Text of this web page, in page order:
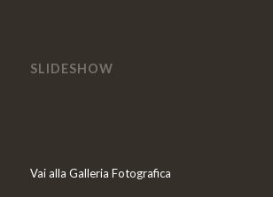
SLIDESHOW
Vai alla Galleria Fotografica